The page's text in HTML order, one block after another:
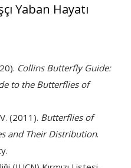
Yaban Hayatı
Collins Butterfly Guide:
to the Butterflies of
(2011). Butterflies of
and Their Distribution.